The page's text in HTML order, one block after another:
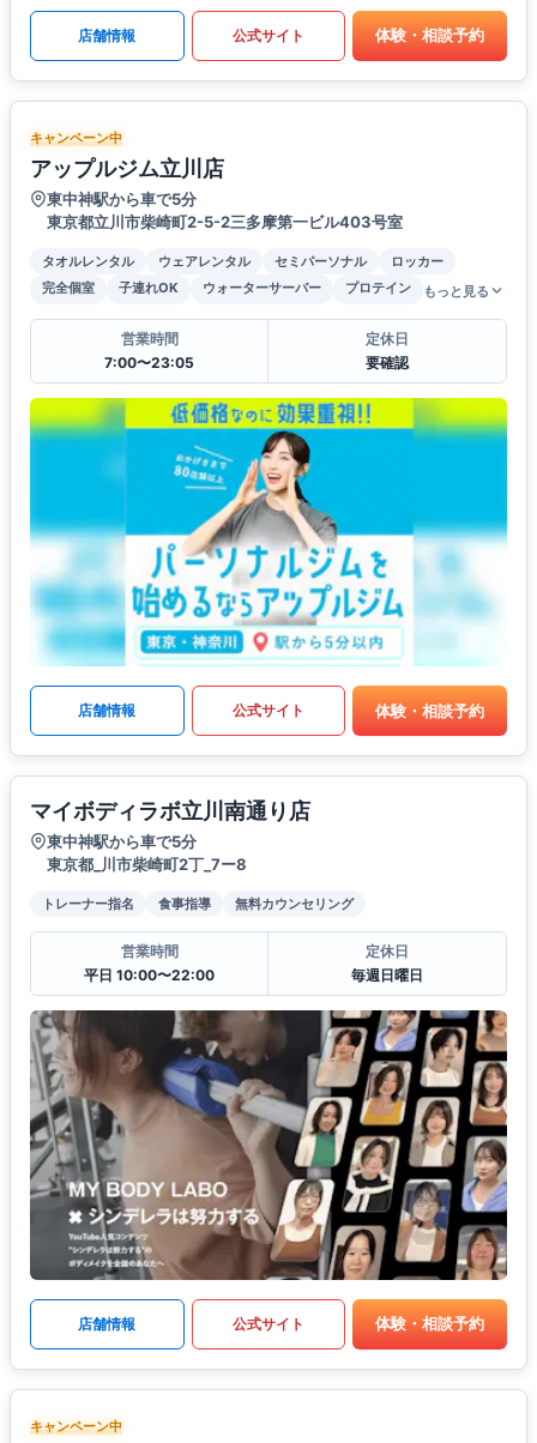
店舗情報 公式サイト 体験・相談予約
キャンペーン中
アップルジム立川店
東中神駅から車で5分
東京都立川市柴崎町2-5-2三多摩第一ビル403号室
タオルレンタル ウェアレンタル セミパーソナル
ロッカー
完全個室
子連れOK ウォーターサーバー プロテイン もっと見る
営業時間
7:00〜23:05
定休日
要確認
店舗情報 公式サイト 体験・相談予約
マイボディラボ立川南通り店
東中神駅から車で5分
東京都_川市柴崎町2丁_7ー8
トレーナー指名 食事指導 無料カウンセリング
営業時間
平日 10:00〜22:00
定休日
毎週日曜日
店舗情報 公式サイト 体験・相談予約
キャンペーン中